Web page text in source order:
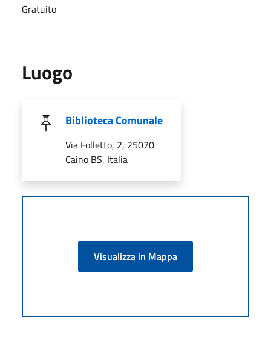
Gratuito
Luogo
Biblioteca Comunale
Via Folletto, 2, 25070
Caino BS, Italia
Visualizza in Mappa